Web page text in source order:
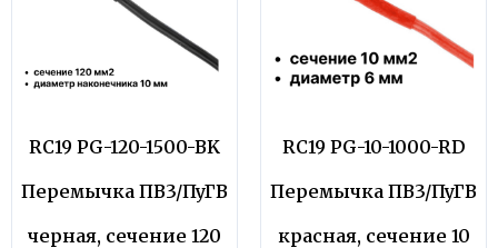
RC19 PG-120-1500-BK
Перемычка ПВ3/ПуГВ
черная, сечение 120
RC19 PG-10-1000-RD
Перемычка ПВ3/ПуГВ
красная, сечение 10